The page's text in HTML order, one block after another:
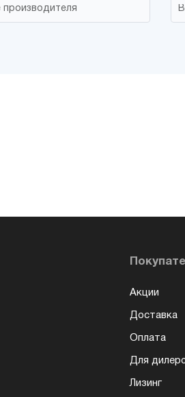
Акции
Доставка
Оплата
Для
Лизинг